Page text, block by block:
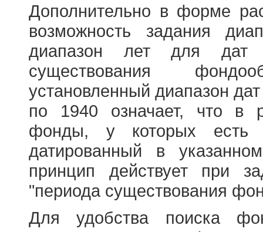
Дополнительно в форме
возможность задания
диапазон лет для
существования
установленный диапазон
по 1940 означает, что в
фонды, у которых есть
датированный в
принцип действует при
"периода существования
Для удобства поиска